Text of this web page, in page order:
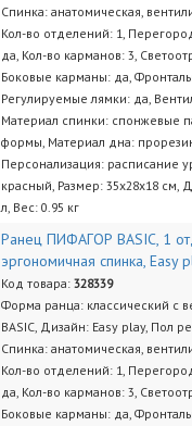
Спинка: анатомическая,
Кол-во отделений: 1,
да, Кол-во карманов: 3,
Боковые карманы: да,
Регулируемые лямки: да,
Материал спинки: спонжевые
формы, Материал дна:
Персонализация: расписание
красный, Размер: 35х28х18 см,
л, Вес: 0.95 кг
Ранец ПИФАГОР BASIC, 1
эргономичная спинка,
Код товара:328339
Форма ранца: классический с
BASIC, Дизайн: Easy play, Пол
Спинка: анатомическая,
Кол-во отделений: 1,
да, Кол-во карманов: 3,
Боковые карманы: да,